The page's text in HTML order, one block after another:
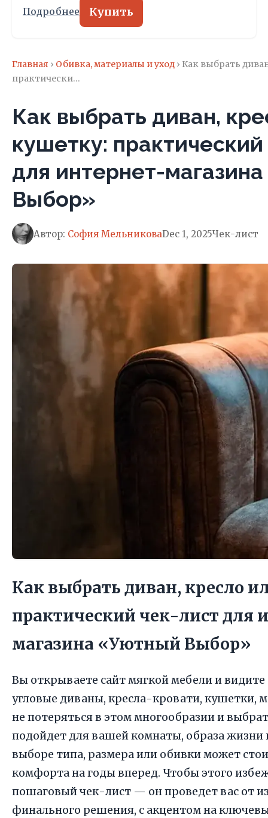
Подробнее Купить
Главная › Обивка, материалы и уход › Как выбрать
практически…
Как выбрать диван,
кушетку:
для интернет-
Выбор»
Автор: София МельниковаDec 1, 2025Чек-лист
Как выбрать диван, кресло
практический чек-лист для
магазина «Уютный Выбор»
Вы открываете сайт мягкой мебели и видите
угловые диваны, кресла-кровати, кушетки,
не потеряться в этом многообразии и
подойдет для вашей комнаты, образа
выборе типа, размера или обивки может
комфорта на годы вперед. Чтобы этого
пошаговый чек-лист — он проведет вас от
финального решения, с акцентом на